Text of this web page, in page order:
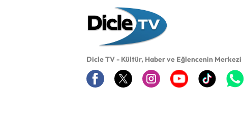
Dicle TV - Kültür, Haber ve Eğlencenin Merkezi